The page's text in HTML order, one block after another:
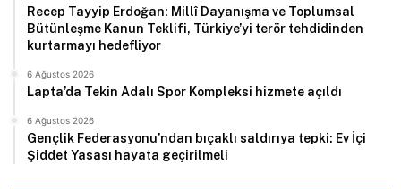
Recep Tayyip Erdoğan: Millî Dayanışma ve Toplumsal
Bütünleşme Kanun Teklifi, Türkiye’yi terör tehdidinden
kurtarmayı hedefliyor
6 Ağustos 2026
Lapta’da Tekin Adalı Spor Kompleksi hizmete açıldı
6 Ağustos 2026
Gençlik Federasyonu’ndan bıçaklı saldırıya tepki: Ev İçi
Şiddet Yasası hayata geçirilmeli